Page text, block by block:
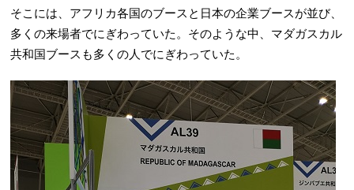
そこには、アフリカ各国のブースと日本の企業ブースが並び、
多くの来場者でにぎわっていた。そのような中、マダガスカル
共和国ブースも多くの人でにぎわっていた。